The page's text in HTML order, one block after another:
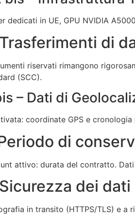
dedicati in UE, GPU NVIDIA
di
riservati rimangono
(SCC).
– Dati di
coordinate GPS e
di
attivo: durata del contratto.
dei dati
in transito (HTTPS/TLS) e a